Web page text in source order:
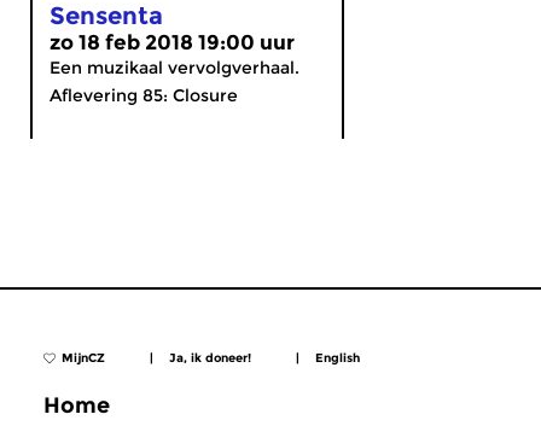
Sensenta
zo 18 feb 2018 19:00 uur
Een muzikaal vervolgverhaal.
Aflevering 85: Closure
MijnCZ | Ja, ik doneer! | English
Home